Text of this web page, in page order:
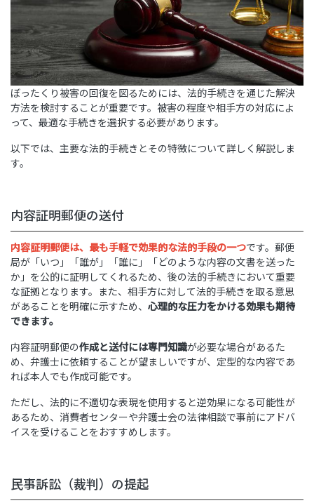
ぼったくり被害の回復を図るためには、法的手続きを通じた解決
方法を検討することが重要です。被害の程度や相手方の対応によ
って、最適な手続きを選択する必要があります。
以下では、主要な法的手続きとその特徴について詳しく解説しま
す。
内容証明郵便の送付
内容証明郵便は、最も手軽で効果的な法的手段の一つです。郵便
局が「いつ」「誰が」「誰に」「どのような内容の文書を送った
か」を公的に証明してくれるため、後の法的手続きにおいて重要
な証拠となります。また、相手方に対して法的手続きを取る意思
があることを明確に示すため、 心理的な圧力をかける効果も期待
できます。
内容証明郵便の作成と送付には専門知識が必要な場合があるた
め、弁護士に依頼することが望ましいですが、定型的な内容であ
れば本人でも作成可能です。
ただし、法的に不適切な表現を使用すると逆効果になる可能性が
あるため、消費者センターや弁護士会の法律相談で事前にアドバ
イスを受けることをおすすめします。
民事訴訟（裁判）の提起